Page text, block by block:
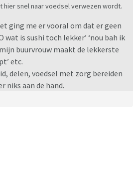
hier snel naar voedsel verwezen wordt.
ging me er vooral om dat er geen
wat is sushi toch lekker’ ‘nou bah ik
buurvrouw maakt de lekkerste
etc.
delen, voedsel met zorg bereiden
niks aan de hand.